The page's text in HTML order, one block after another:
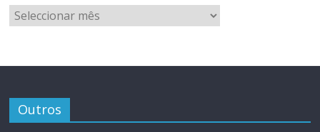
Arquivo
Outros